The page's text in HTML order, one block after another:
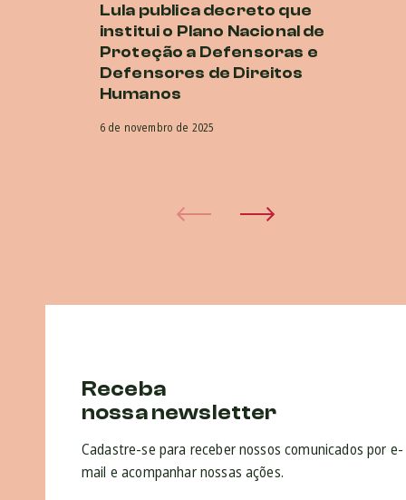
Lula publica decreto que
institui o Plano Nacional de
Proteção a Defensoras e
Defensores de Direitos
Humanos
6 de novembro de 2025
Receba
nossa newsletter
Cadastre-se para receber nossos comunicados por e-
mail e acompanhar nossas ações.